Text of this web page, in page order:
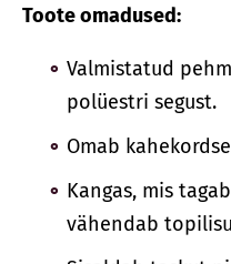
Toote omadused:
Valmistatud
polüestri segust.
Omab
Kangas, mis
vähendab